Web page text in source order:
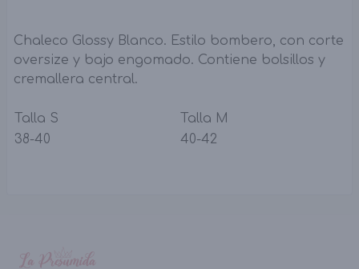
Chaleco Glossy Blanco. Estilo bombero, con corte
oversize y bajo engomado. Contiene bolsillos y
cremallera central.
Talla S
Talla M
38-40
40-42